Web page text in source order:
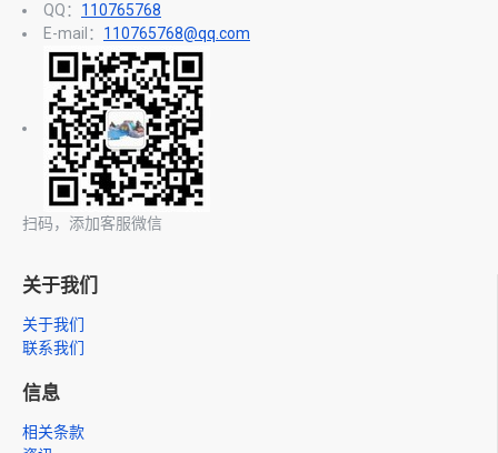
QQ： 110765768
E-mail： 110765768@qq.com
扫码，添加客服微信
关于我们
关于我们
联系我们
信息
相关条款